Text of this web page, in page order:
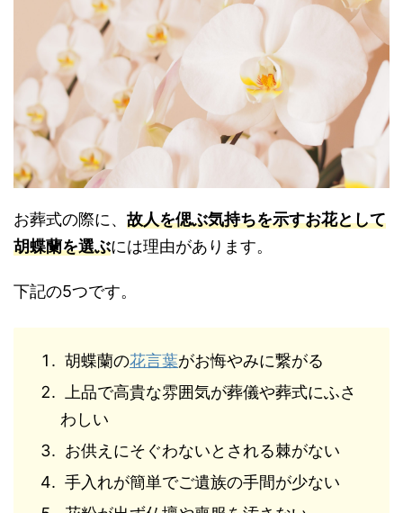
お葬式の際に、 故人を偲ぶ気持ちを示すお花として
胡蝶蘭を選ぶには理由があります。
下記の5つです。
胡蝶蘭の花言葉がお悔やみに繋がる
上品で高貴な雰囲気が葬儀や葬式にふさ
わしい
お供えにそぐわないとされる棘がない
手入れが簡単でご遺族の手間が少ない